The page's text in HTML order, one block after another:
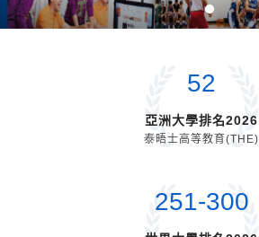
52
亞洲大學排名2026
泰晤士高等教育(THE)
251-300